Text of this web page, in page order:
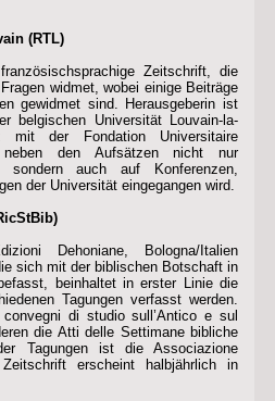
(RTL)
Zeitschrift, die
widmet, wobei einige Beiträge
gewidmet sind. Herausgeberin ist
belgischen Universität Louvain-la-
mit der Fondation Universitaire
den Aufsätzen nicht nur
sondern auch auf Konferenzen,
der Universität eingegangen wird.
Dehoniane, Bologna/Italien
sich mit der biblischen Botschaft in
beinhaltet in erster Linie die
Tagungen verfasst werden.
di studio sull’Antico e sul
die Atti delle Settimane bibliche
Tagungen ist die Associazione
erscheint halbjährlich in